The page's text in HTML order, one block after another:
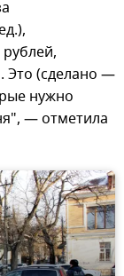
Это (сделано —
нужно
— отметила